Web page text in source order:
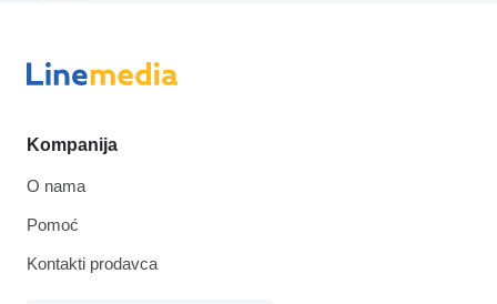
Kompanija
O nama
Pomoć
Kontakti prodavca